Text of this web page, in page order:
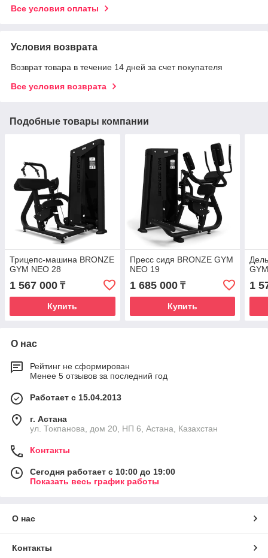
Все условия оплаты
Условия возврата
Возврат товара в течение 14 дней за счет покупателя
Все условия возврата
Подобные товары компании
Трицепс-машина BRONZE
GYM NEO 28
1 567 000 ₸
Купить
Пресс сидя BRONZE GYM
NEO 19
1 685 000₸
Купить
1
О нас
Рейтинг не сформирован
Менее 5 отзывов за последний год
Работает с 15.04.2013
г. Астана
ул. Токпанова, дом 20, НП 6, Астана, Казахстан
Контакты
Сегодня работает с 10:00 до 19:00
Показать весь график работы
О нас
Контакты